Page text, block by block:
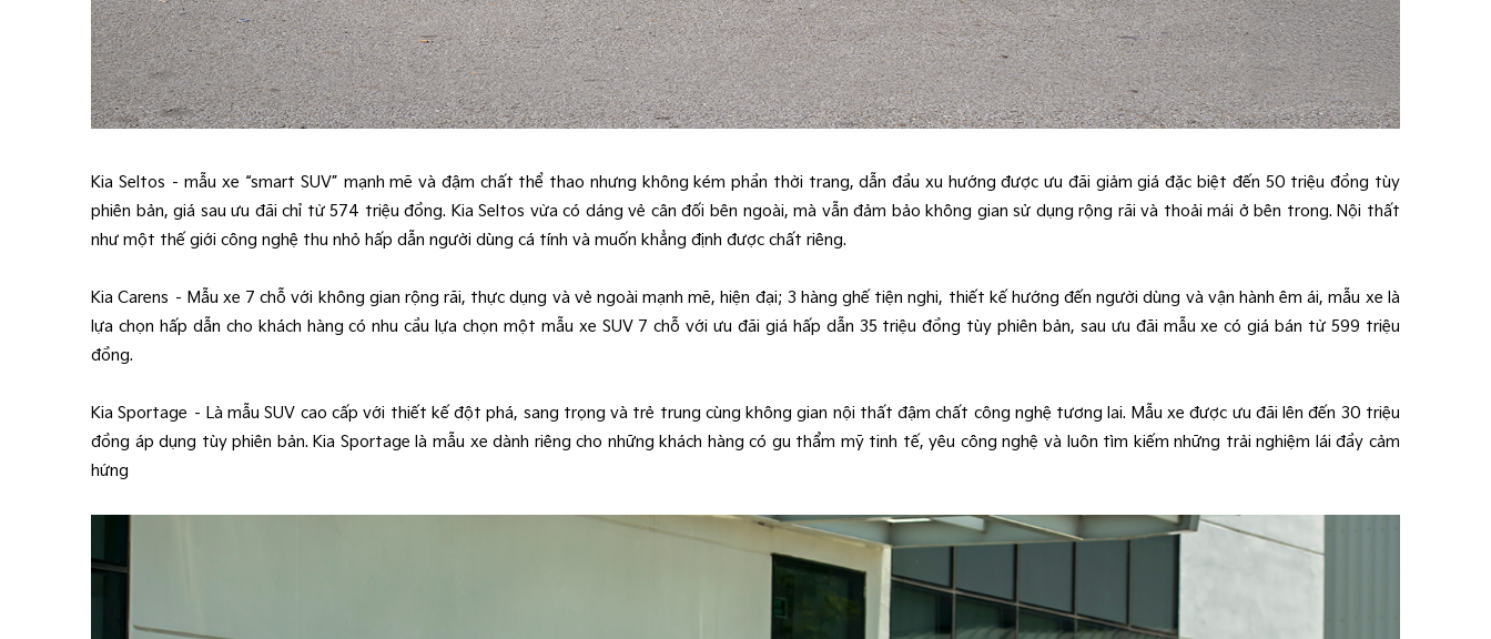
Kia Seltos – mẫu xe “smart SUV” mạnh mẽ và đậm chất thể thao nhưng không kém phần thời trang, dẫn đầu xu hướng được ưu đãi giảm giá đặc biệt đến 50 triệu đồng tùy
phiên bản, giá sau ưu đãi chỉ từ 574 triệu đồng. Kia Seltos vừa có dáng vẻ cân đối bên ngoài, mà vẫn đảm bảo không gian sử dụng rộng rãi và thoải mái ở bên trong. Nội thất
như một thế giới công nghệ thu nhỏ hấp dẫn người dùng cá tính và muốn khẳng định được chất riêng.
Kia Carens – Mẫu xe 7 chỗ với không gian rộng rãi, thực dụng và vẻ ngoài mạnh mẽ, hiện đại; 3 hàng ghế tiện nghi, thiết kế hướng đến người dùng và vận hành êm ái, mẫu xe là
lựa chọn hấp dẫn cho khách hàng có nhu cầu lựa chọn một mẫu xe SUV 7 chỗ với ưu đãi giá hấp dẫn 35 triệu đồng tùy phiên bản, sau ưu đãi mẫu xe có giá bán từ 599 triệu
đồng.
Kia Sportage – Là mẫu SUV cao cấp với thiết kế đột phá, sang trọng và trẻ trung cùng không gian nội thất đậm chất công nghệ tương lai. Mẫu xe được ưu đãi lên đến 30 triệu
đồng áp dụng tùy phiên bản. Kia Sportage là mẫu xe dành riêng cho những khách hàng có gu thẩm mỹ tinh tế, yêu công nghệ và luôn tìm kiếm những trải nghiệm lái đầy cảm
hứng